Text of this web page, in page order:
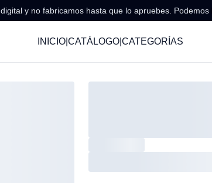
y no fabricamos hasta que lo apruebes. Podemos
INICIO| CATÁLOGO| CATEGORÍAS